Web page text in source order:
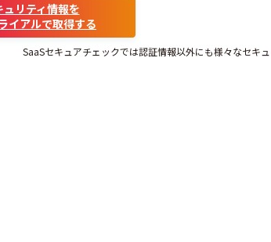
ュリティ情報を
イアルで取得する
SaaSセキュアチェックでは認証情報以外にも様々なセキ